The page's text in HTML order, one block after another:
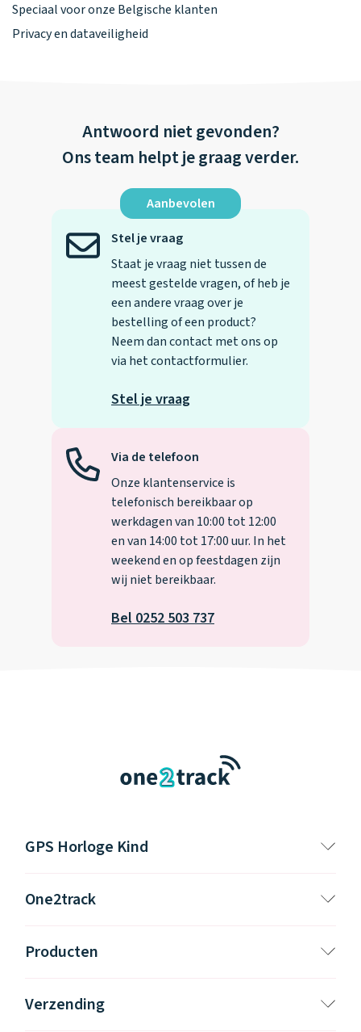
Speciaal voor onze Belgische klanten
Privacy en dataveiligheid
Antwoord niet gevonden?
Ons team helpt je graag verder.
Via de telefoon
Onze klantenservice is
telefonisch bereikbaar op
werkdagen van 10:00 tot 12:00
en van 14:00 tot 17:00 uur. In het
weekend en op feestdagen zijn
wij niet bereikbaar.
Bel 0252 503 737
Aanbevolen
Stel je vraag
Staat je vraag niet tussen de
meest gestelde vragen, of heb je
een andere vraag over je
bestelling of een product?
Neem dan contact met ons op
via het contactformulier.
Stel je vraag
GPS Horloge Kind
One2track
Producten
Verzending